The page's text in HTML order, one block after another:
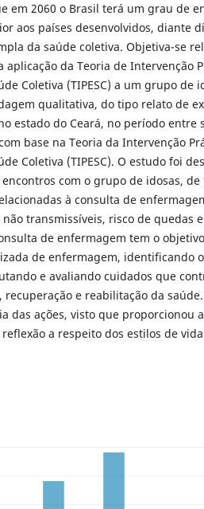
em 2060 o Brasil terá um grau de
aos países desenvolvidos, diante
da saúde coletiva. Objetiva-se
aplicação da Teoria de Intervenção
Coletiva (TIPESC) a um grupo de
qualitativa, do tipo relato de
estado do Ceará, no período entre
base na Teoria da Intervenção
Coletiva (TIPESC). O estudo foi
com o grupo de idosas, de
à consulta de
transmissíveis, risco de quedas
de enfermagem tem o
de enfermagem, identificando
e avaliando cuidados que
recuperação e reabilitação da
das ações, visto que proporcionou
a respeito dos estilos de